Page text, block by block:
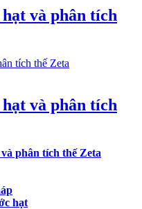
và phân tích
và phân tích
phân tích thế Zeta
hạt